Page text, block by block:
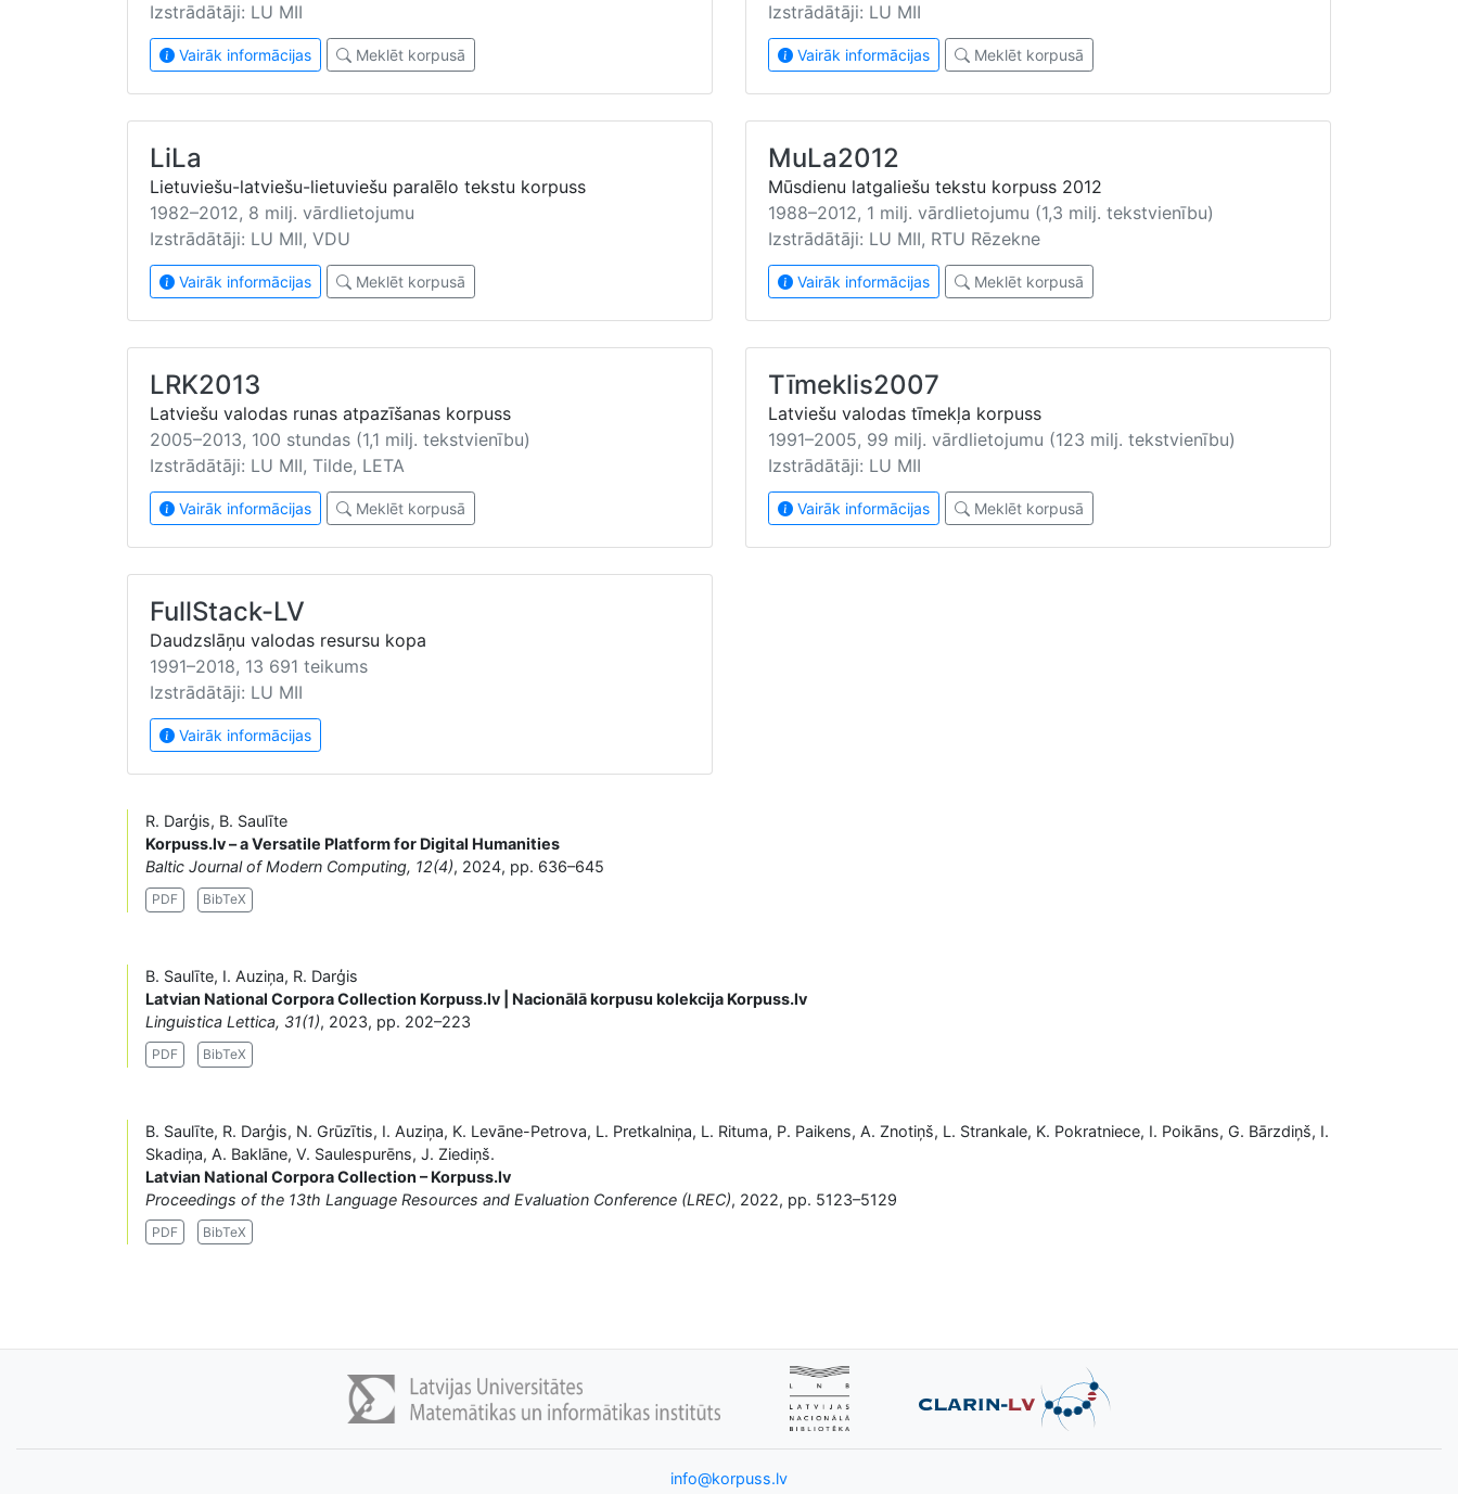
Izstrādātāji: LU MII
Vairāk informācijas Meklēt korpusā
Izstrādātāji: LU MII
Vairāk informācijas Meklēt korpusā
LiLa
Lietuviešu-latviešu-lietuviešu paralēlo tekstu korpuss
1982–2012, 8 milj. vārdlietojumu
Izstrādātāji: LU MII, VDU
Vairāk informācijas Meklēt korpusā
MuLa2012
Mūsdienu latgaliešu tekstu korpuss 2012
1988–2012, 1 milj. vārdlietojumu (1,3 milj. tekstvienību)
Izstrādātāji: LU MII, RTU Rēzekne
Vairāk informācijas Meklēt korpusā
LRK2013
Latviešu valodas runas atpazīšanas korpuss
2005–2013, 100 stundas (1,1 milj. tekstvienību)
Izstrādātāji: LU MII, Tilde, LETA
Vairāk informācijas Meklēt korpusā
Tīmeklis2007
Latviešu valodas tīmekļa korpuss
1991–2005, 99 milj. vārdlietojumu (123 milj. tekstvienību)
Izstrādātāji: LU MII
Vairāk informācijas Meklēt korpusā
FullStack-LV
Daudzslāņu valodas resursu kopa
1991–2018, 13 691 teikums
Izstrādātāji: LU MII
Vairāk informācijas
R. Darģis, B. Saulīte
Korpuss.lv – a Versatile Platform for Digital Humanities
Baltic Journal of Modern Computing, 12(4), 2024, pp. 636–645
PDF BibTeX
B. Saulīte, I. Auziņa, R. Darģis
Latvian National Corpora Collection Korpuss.lv | Nacionālā korpusu kolekcija Korpuss.lv
Linguistica Lettica, 31(1), 2023, pp. 202–223
PDF BibTeX
B. Saulīte, R. Darģis, N. Grūzītis, I. Auziņa, K. Levāne-Petrova, L. Pretkalniņa, L. Rituma, P. Paikens, A. Znotiņš, L. Strankale, K. Pokratniece, I. Poikāns, G. Bārzdiņš, I.
Skadiņa, A. Baklāne, V. Saulespurēns, J. Ziediņš.
Latvian National Corpora Collection – Korpuss.lv
Proceedings of the 13th Language Resources and Evaluation Conference (LREC), 2022, pp. 5123–5129
PDF BibTeX
info@korpuss.lv